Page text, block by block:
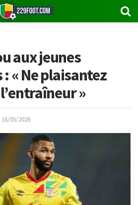
aux jeunes
« Ne plaisantez
»
16/05/2026